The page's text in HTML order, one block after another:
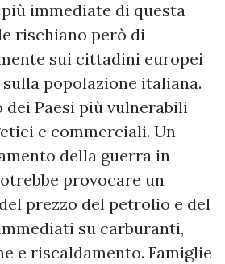
immediate di questa
rischiano però di
sui cittadini europei
popolazione italiana.
dei Paesi più vulnerabili
e commerciali. Un
della guerra in
provocare un
prezzo del petrolio e del
su carburanti,
e riscaldamento. Famiglie